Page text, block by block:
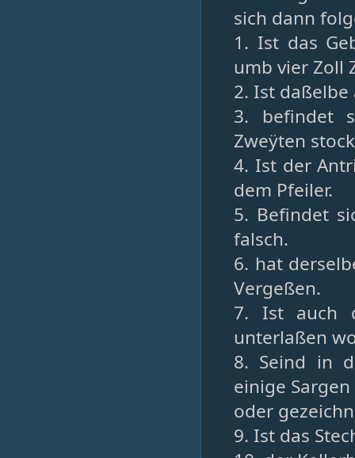
sich dann
1. Ist das
umb vier Zoll
2. Ist
3. befindet
Zweÿten
4. Ist der
dem Pfeiler.
5. Befindet
falsch.
6. hat
Vergeßen.
7. Ist auch
unterlaßen
8. Seind in
einige
oder
9. Ist das